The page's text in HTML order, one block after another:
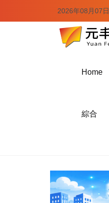
2026年08月07日
Home
綜合